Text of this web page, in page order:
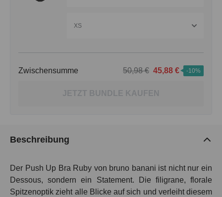
XS
Zwischensumme 50,98 € 45,88 € -10%
JETZT BUNDLE KAUFEN
Beschreibung
Der Push Up Bra Ruby von bruno banani ist nicht nur ein
Dessous, sondern ein Statement. Die filigrane, florale
Spitzenoptik zieht alle Blicke auf sich und verleiht diesem